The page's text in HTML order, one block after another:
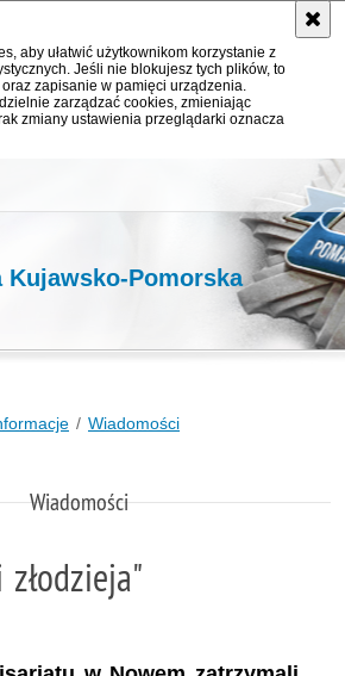
aby ułatwić użytkownikom korzystanie z
Jeśli nie blokujesz tych plików, to
zapisanie w pamięci urządzenia.
zarządzać cookies, zmieniając
zmiany ustawienia przeglądarki oznacza
Kujawsko-Pomorska
Wiadomości
Wiadomości